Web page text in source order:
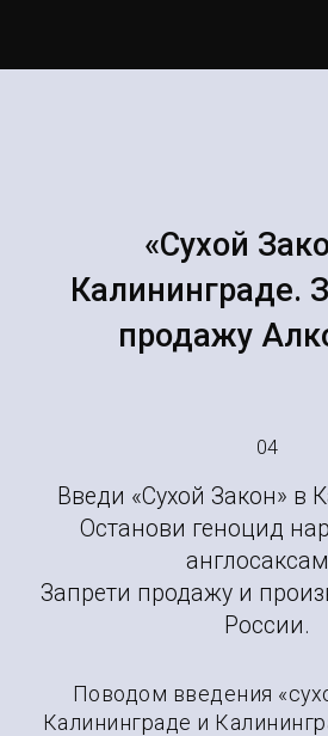
«Сухой
Калининграде.
продажу
04
Введи «Сухой Закон» в
Останови геноцид
Запрети продажу и
России.
Поводом введения
Калининграде и